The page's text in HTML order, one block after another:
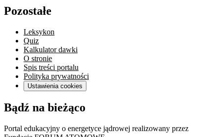
Pozostałe
Leksykon
Quiz
Kalkulator dawki
O stronie
Spis treści portalu
Polityka prywatności
Ustawienia cookies
Bądź na bieżąco
Portal edukacyjny o energetyce jądrowej realizowany przez